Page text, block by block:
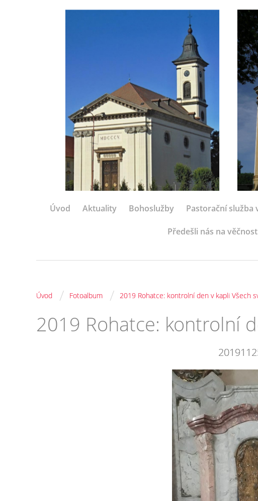
Úvod Aktuality Bohoslužby Pastorační služba
Předešli nás na věčnost
Úvod / Fotoalbum / 2019 Rohatce: kontrolní den v kapli Všech
2019 Rohatce: kontrolní